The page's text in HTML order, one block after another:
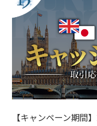
【キャンペーン期間